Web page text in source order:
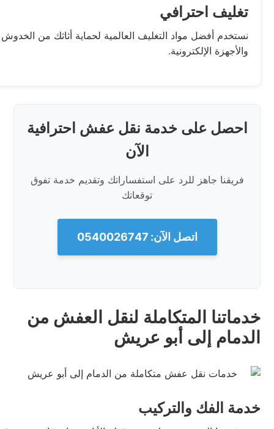
تغليف احترافي
نستخدم أفضل مواد التغليف العالمية لحماية أثاثك من
والأجهزة الإلكترونية.
احصل على خدمة نقل عفش احترافية
الآن
فريقنا جاهز للرد على استفساراتك وتقديم خدمة تفوق
توقعاتك
اتصل الآن: 0540026747
خدماتنا المتكاملة لنقل العفش من
الدمام إلى أبو عريش
خدمة الفك والتركيب